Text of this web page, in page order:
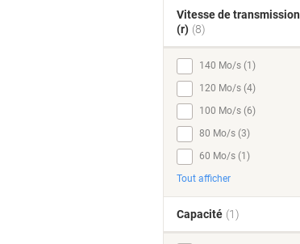
Vitesse de transmission
(r) (8)
140 Mo/s (1)
120 Mo/s (4)
100 Mo/s (6)
80 Mo/s (3)
60 Mo/s (1)
Tout afficher
Capacité (1)